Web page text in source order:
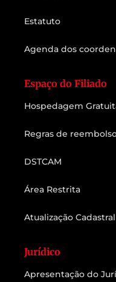
Estatuto
Agenda dos
Espaço do Filiado
Hospedagem
Regras de
DSTCAM
Área Restrita
Atualização Cadastral
Jurídico
Apresentação do